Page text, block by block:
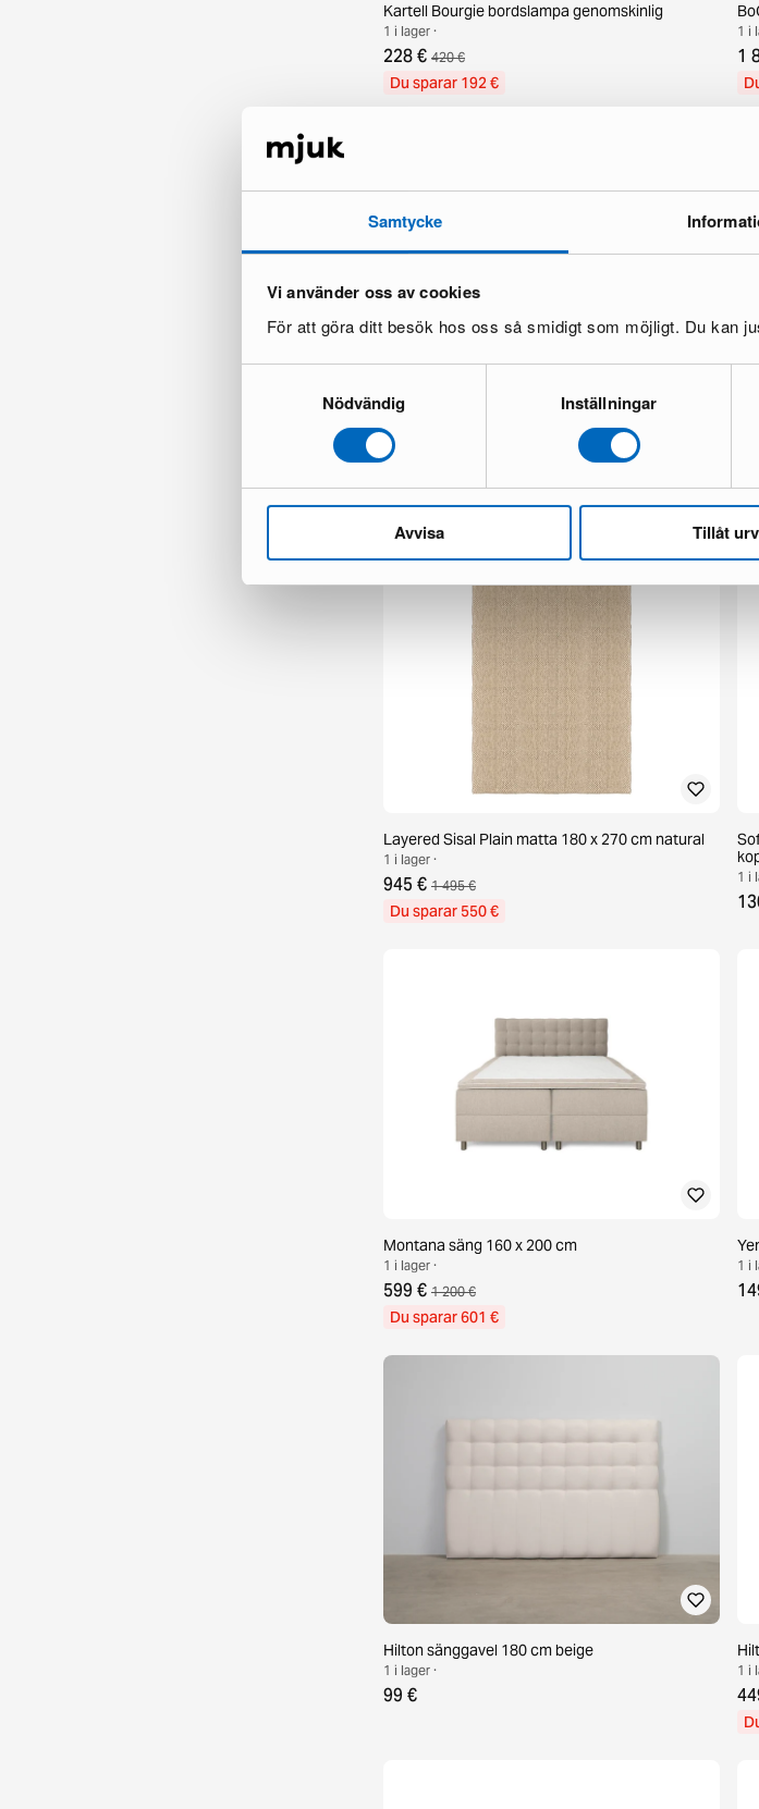
Samtycke
Vi använder oss av cookies
För att göra ditt besök hos oss så smidigt som möjligt. Du kan
Nödvändig Inställningar
Avvisa Tillåt
Kartell Bourgie bordslampa genomskinlig
1 i lager ·
228 € 420 €
Du sparar 192 €
1 i
1
Kopparbo sofabord ø 90 cm ek
1 i lager ·
Du sparar 135 €
Layered Sisal Plain matta 180 x 270 cm natural
1 i lager ·
945 € 1 495 €
Du sparar 550 €
1 i
Montana säng 160 x 200 cm
1 i lager ·
599 € 1 200 €
Du sparar 601 €
1 i
Hilton sänggavel 180 cm beige
1 i lager ·
99 €
1 i